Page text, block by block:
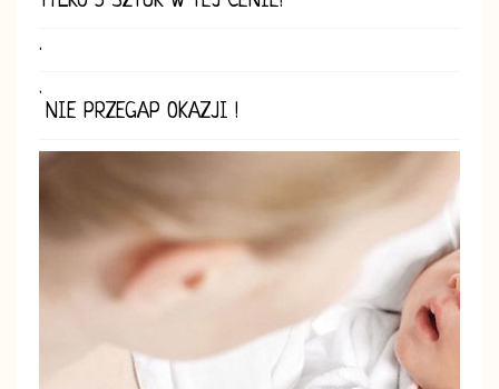
.
.
NIE PRZEGAP OKAZJI !